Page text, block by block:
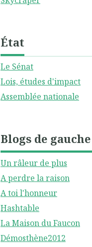
État
Le Sénat
Lois, études d'impact
Assemblée nationale
Blogs de
Un râleur de plus
A perdre la raison
A toi l'honneur
Hashtable
La Maison du Faucon
Démosthène2012